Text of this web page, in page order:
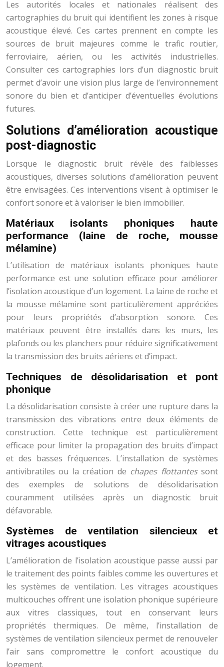
Les autorités locales et nationales réalisent des
cartographies du bruit qui identifient les zones à risque
acoustique élevé. Ces cartes prennent en compte les
sources de bruit majeures comme le trafic routier,
ferroviaire, aérien, ou les activités industrielles.
Consulter ces cartographies lors d’un diagnostic bruit
permet d’avoir une vision plus large de l’environnement
sonore du bien et d’anticiper d’éventuelles évolutions
futures.
Solutions d’amélioration acoustique
post-diagnostic
Lorsque le diagnostic bruit révèle des faiblesses
acoustiques, diverses solutions d’amélioration peuvent
être envisagées. Ces interventions visent à optimiser le
confort sonore et à valoriser le bien immobilier.
Matériaux isolants phoniques haute
performance (laine de roche, mousse
mélamine)
L’utilisation de matériaux isolants phoniques haute
performance est une solution efficace pour améliorer
l’isolation acoustique d’un logement. La laine de roche et
la mousse mélamine sont particulièrement appréciées
pour leurs propriétés d’absorption sonore. Ces
matériaux peuvent être installés dans les murs, les
plafonds ou les planchers pour réduire significativement
la transmission des bruits aériens et d’impact.
Techniques de désolidarisation et pont
phonique
La désolidarisation consiste à créer une rupture dans la
transmission des vibrations entre deux éléments de
construction. Cette technique est particulièrement
efficace pour limiter la propagation des bruits d’impact
et des basses fréquences. L’installation de systèmes
antivibratiles ou la création de chapes flottantessont
des exemples de solutions de désolidarisation
couramment utilisées après un diagnostic bruit
défavorable.
Systèmes de ventilation silencieux et
vitrages acoustiques
L’amélioration de l’isolation acoustique passe aussi par
le traitement des points faibles comme les ouvertures et
les systèmes de ventilation. Les vitrages acoustiques
multicouches offrent une isolation phonique supérieure
aux vitres classiques, tout en conservant leurs
propriétés thermiques. De même, l’installation de
systèmes de ventilation silencieux permet de renouveler
l’air sans compromettre le confort acoustique du
logement.